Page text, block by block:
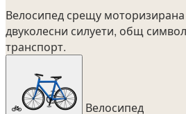
Велосипед срещу моторизирана
двуколесни силуети, общ
транспорт.
🚲
Велосипед